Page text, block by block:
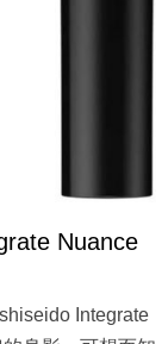
Nuance
Integrate